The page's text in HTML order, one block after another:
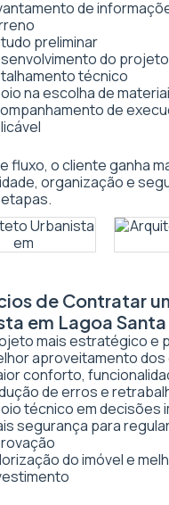
de
preliminar
do projeto
técnico
na escolha de
de
fluxo, o cliente ganha
organização e
de Contratar
em Lagoa Santa
mais estratégico e
aproveitamento
conforto,
de erros e
técnico em decisões
segurança para
do imóvel e